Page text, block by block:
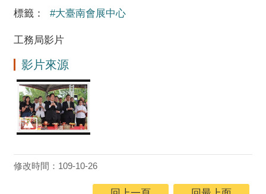
標籤： #大臺南會展中心
工務局影片
影片來源
修改時間：109-10-26